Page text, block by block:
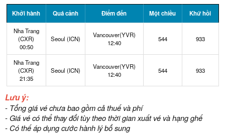
Khởi hành Quá cảnh Điểm đến Một chiều Khứ hồi
Nha Trang
(CXR)
00:50
Seoul (ICN)
Vancouver(YVR)
12:40
544 933
Nha Trang
(CXR)
21:35
Seoul (ICN)
Vancouver(YVR)
12:40
544 933
Lưu ý:
- Tổng giá vé chưa bao gồm cả thuế và phí
- Giá vé có thể thay đổi tùy theo thời gian xuất vé và hạng ghế
- Có thế áp dụng cước hành lý bổ sung